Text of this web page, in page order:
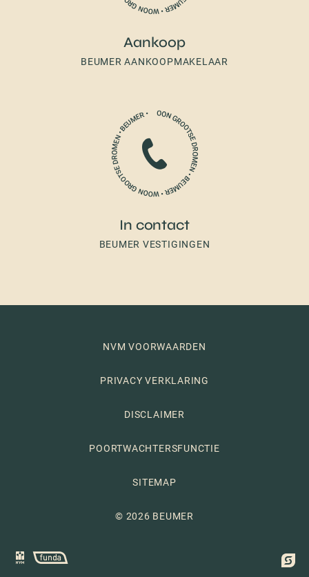
Aankoop
BEUMER AANKOOPMAKELAAR
In contact
BEUMER VESTIGINGEN
NVM VOORWAARDEN
PRIVACY VERKLARING
DISCLAIMER
POORTWACHTERSFUNCTIE
SITEMAP
© 2026 BEUMER